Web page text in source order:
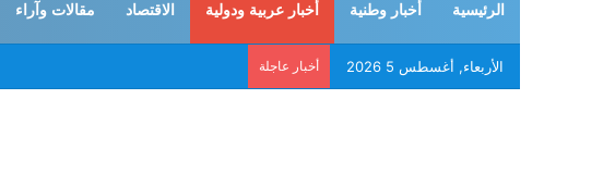
الرئيسية أخبار وطنية أخبار عربية ودولية الاقتصاد مقالات وآراء
الأربعاء, أغسطس 5 2026 أخبار عاجلة